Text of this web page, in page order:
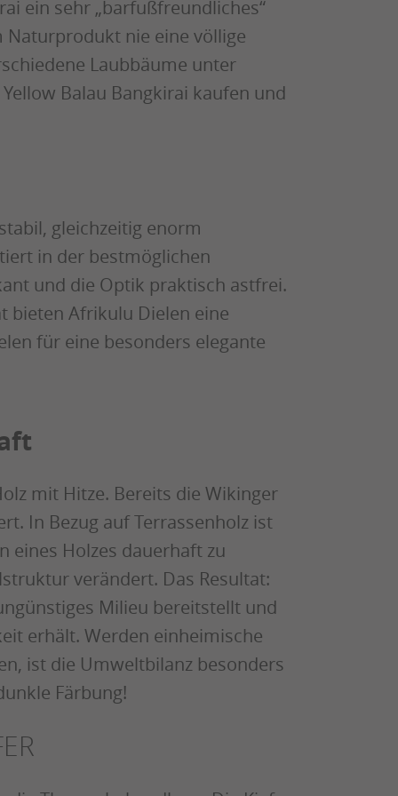
ein sehr „barfußfreundliches“
Naturprodukt nie eine völlige
Laubbäume unter
Balau Bangkirai kaufen und
gleichzeitig enorm
in der bestmöglichen
und die Optik praktisch astfrei.
bieten Afrikulu Dielen eine
für eine besonders elegante
mit Hitze. Bereits die Wikinger
In Bezug auf Terrassenholz ist
eines Holzes dauerhaft zu
verändert. Das Resultat:
Milieu bereitstellt und
erhält. Werden einheimische
ist die Umweltbilanz besonders
Färbung!